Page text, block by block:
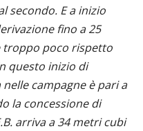
secondo. E a inizio
fino a 25
troppo poco rispetto
questo inizio di
campagne è pari a
la concessione di
arriva a 34 metri cubi